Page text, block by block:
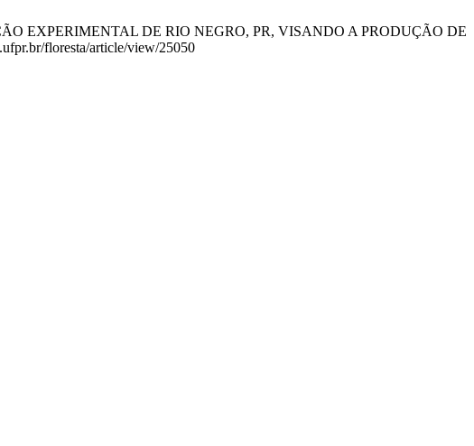
EXPERIMENTAL DE RIO NEGRO, PR, VISANDO A PRODUÇÃO DE
floresta/article/view/25050